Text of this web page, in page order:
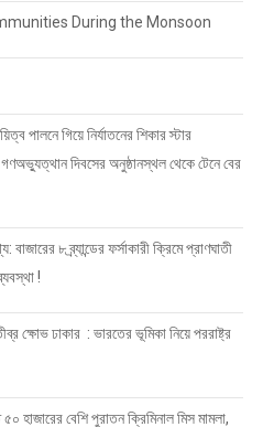
During the Monsoon
পালনে গিয়ে নির্যাতনের শিকার স্টার
দিবসের অনুষ্ঠানস্থল থেকে টেনে বের
৮ ব্র্যান্ডের ফর্সাকারী ক্রিমে প্রাণঘাতী
!
ক্ষোভ ঢাকার : ভারতের ভূমিকা নিয়ে পররাষ্ট্র
হাজারের বেশি পুরাতন ক্রিমিনাল মিস মামলা,